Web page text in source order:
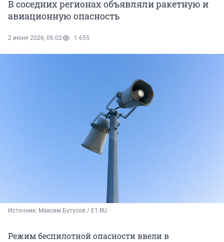
В соседних регионах объявляли ракетную и
авиационную опасность
2 июня 2026, 06:02 1 655
Источник: Максим Бутусов / E1.RU
Режим беспилотной опасности ввели в